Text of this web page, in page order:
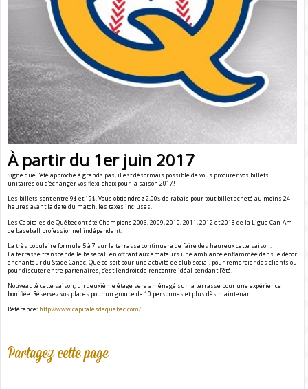
À partir du 1er juin 2017
Signe que l’été approche à grands pas, il est désormais possible de vous procurer vos billets
unitaires ou d’échanger vos flexi-choix pour la saison 2017!
Les billets sont entre 9$ et 19$. Vous obtiendrez 2,00$ de rabais pour tout billet acheté au moins 24
heures avant la date du match. les taxes incluses.
Les Capitales de Québec ont été Champions 2006, 2009, 2010, 2011, 2012 et 2013 de la Ligue Can-Am
de baseball professionnel indépendant.
La très populaire formule 5 à 7 sur la terrasse continuera de faire des heureux cette saison.
La terrasse transcende le baseball en offrant aux amateurs une ambiance enflammée dans le décor
enchanteur du Stade Canac. Que ce soit pour une activité de club social, pour remercier des clients ou
pour discuter entre partenaires, c’est l’endroit de rencontre idéal pendant l’été!
Nouveauté cette saison, un deuxième étage sera aménagé sur la terrasse pour une expérience
bonifiée. Réservez vos places pour un groupe de 10 personnes et plus dès maintenant.
Référence: http://www.capitalesdequebec.com/
Partagez cette page